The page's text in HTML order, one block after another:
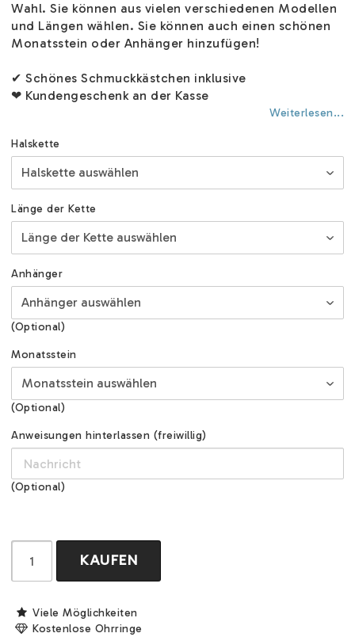
Wahl. Sie können aus vielen verschiedenen Modellen
und Längen wählen. Sie können auch einen schönen
Monatsstein oder Anhänger hinzufügen!
✔ Schönes Schmuckkästchen inklusive
❤ Kundengeschenk an der Kasse
Weiterlesen...
Halskette
Länge der Kette
Anhänger
(Optional)
Monatsstein
(Optional)
Anweisungen hinterlassen (freiwillig)
(Optional)
KAUFEN
Viele Möglichkeiten
Kostenlose Ohrringe